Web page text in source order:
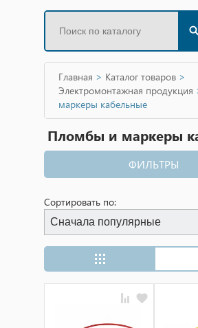
Главная > Каталог товаров >
Электромонтажная продукция
маркеры кабельные
Пломбы и маркеры
ФИЛЬТРЫ
Сортировать по:
Сначала популярные
Сначала популярные
Сначала дешевые
Сначала дорогие
Сначала новинки